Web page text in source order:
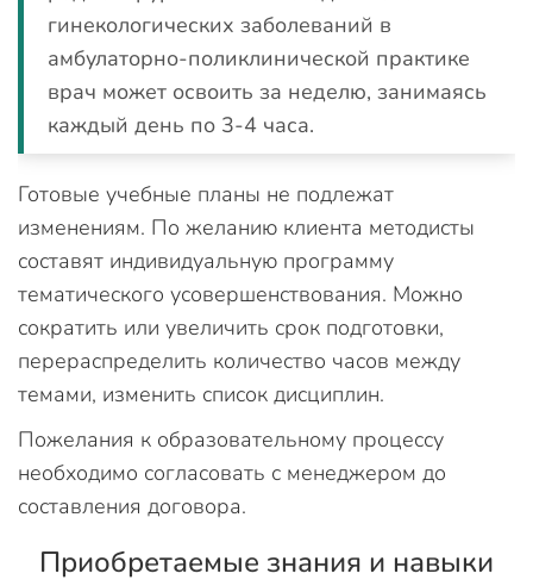
гинекологических заболеваний в
амбулаторно-поликлинической практике
врач может освоить за неделю, занимаясь
каждый день по 3-4 часа.
Готовые учебные планы не подлежат
изменениям. По желанию клиента методисты
составят индивидуальную программу
тематического усовершенствования. Можно
сократить или увеличить срок подготовки,
перераспределить количество часов между
темами, изменить список дисциплин.
Пожелания к образовательному процессу
необходимо согласовать с менеджером до
составления договора.
Приобретаемые знания и навыки